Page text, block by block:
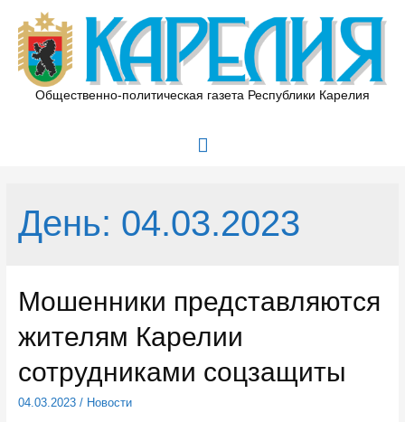
содержимому
Общественно-политическая газета Республики Карелия
Главное
День: 04.03.2023
Мошенники представляются
жителям Карелии
сотрудниками соцзащиты
04.03.2023/ Новости